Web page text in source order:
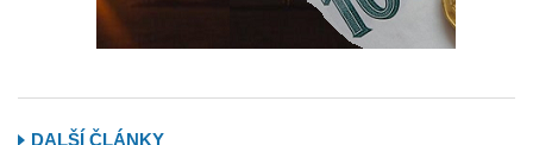
DALŠÍ ČLÁNKY